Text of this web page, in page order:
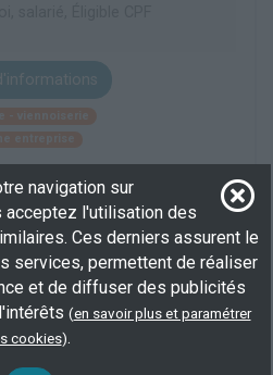
Voir toutes les formations
navigation sur
acceptez l'utilisation des
Ces derniers assurent le
services, permettent de réaliser
et de diffuser des publicités
(en savoir plus et paramétrer
cookies).